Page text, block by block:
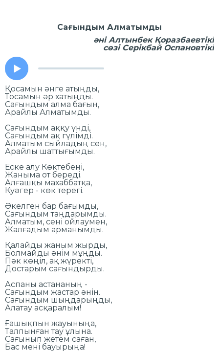
Сағындым Алматымды
әні Алтынбек Қоразбаевтікі
сөзі Серікбай Оспановтікі
Қосамын әнге атыңды,
Тосамын әр хатыңды.
Сағындым алма бағын,
Арайлы Алматымды.
Сағындым аққу үнді,
Сағындым ақ гүлімді.
Алматым сыйладың сен,
Арайлы шаттығымды.
Еске алу Көктебені,
Жаныма от береді.
Алғашқы махаббатқа,
Куәгер - көк терегі.
Әкелген бар бағымды,
Сағындым таңдарымды.
Алматым, сені ойлаумен,
Жалғадым арманымды.
Қалайды жаным жырды,
Болмайды әнім мұңды.
Пәк көңіл, ақ жүректі,
Достарым сағындырды.
Аспаны астананың -
Сағындым жастар әнін.
Сағындым шыңдарыңды,
Алатау асқаралым!
Ғашықпын жауыныңа,
Талпынған тау ұлына.
Сағынып жетем саған,
Бас мені бауырыңа!